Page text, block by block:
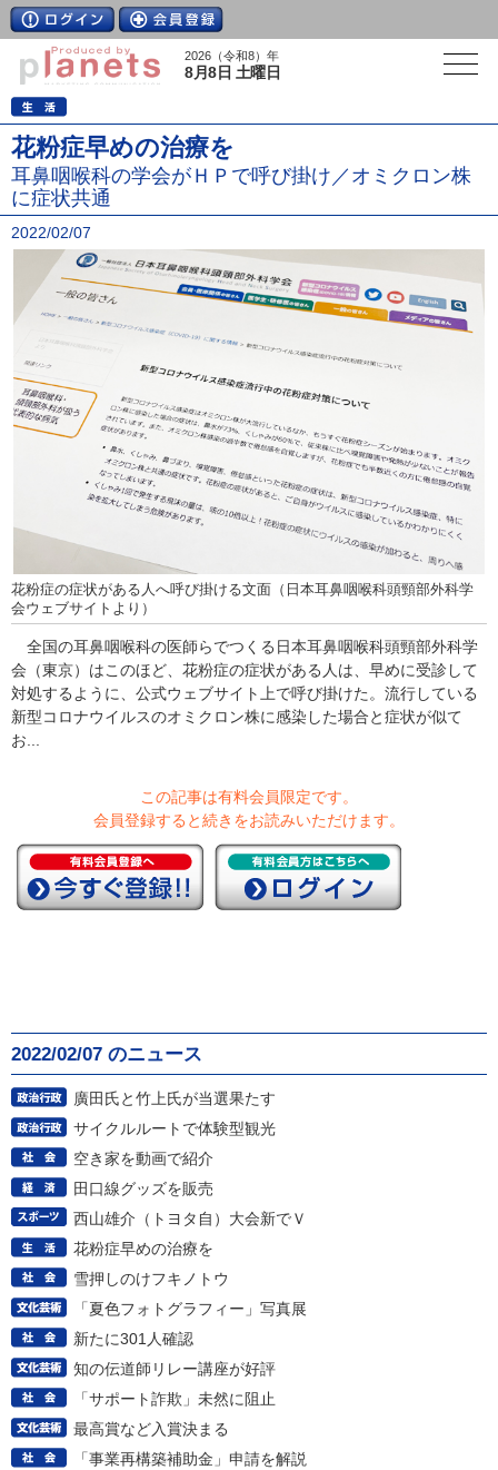
2026（令和8）年
8月8日 土曜日
花粉症早めの治療を
耳鼻咽喉科の学会がＨＰで呼び掛け／オミクロン株
に症状共通
2022/02/07
花粉症の症状がある人へ呼び掛ける文面（日本耳鼻咽喉科頭頸部外科学
会ウェブサイトより）
全国の耳鼻咽喉科の医師らでつくる日本耳鼻咽喉科頭頸部外科学
会（東京）はこのほど、花粉症の症状がある人は、早めに受診して
対処するように、公式ウェブサイト上で呼び掛けた。流行している
新型コロナウイルスのオミクロン株に感染した場合と症状が似て
お...
この記事は有料会員限定です。
会員登録すると続きをお読みいただけます。
2022/02/07 のニュース
廣田氏と竹上氏が当選果たす
サイクルルートで体験型観光
空き家を動画で紹介
田口線グッズを販売
西山雄介（トヨタ自）大会新でＶ
花粉症早めの治療を
雪押しのけフキノトウ
「夏色フォトグラフィー」写真展
新たに301人確認
知の伝道師リレー講座が好評
「サポート詐欺」未然に阻止
最高賞など入賞決まる
「事業再構築補助金」申請を解説